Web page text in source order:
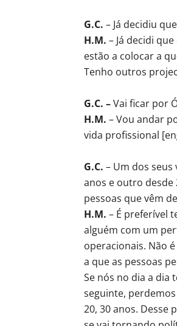
G.C. – Já decidiu
H.M. – Já decidi
estão a colocar a
Tenho outros
G.C. –Vai ficar por
H.M. – Vou andar
vida profissional
G.C. – Um dos
anos e outro desde
pessoas que vêm
H.M. – É preferível
alguém com um
operacionais. Não
a que as pessoas
Se nós no dia a
seguinte,
20, 30 anos. Desse